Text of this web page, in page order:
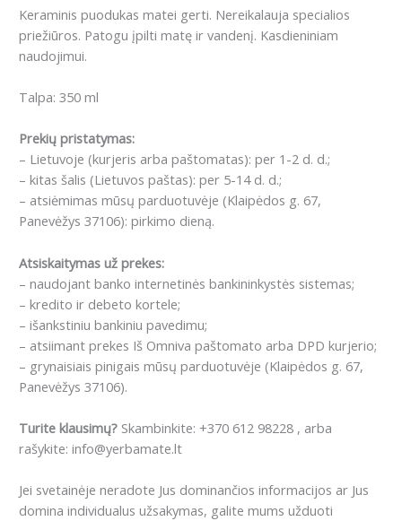
Keraminis puodukas matei gerti. Nereikalauja specialios
priežiūros. Patogu įpilti matę ir vandenį. Kasdieniniam
naudojimui.
Talpa: 350 ml
Prekių pristatymas:
– Lietuvoje (kurjeris arba paštomatas): per 1-2 d. d.;
– kitas šalis (Lietuvos paštas): per 5-14 d. d.;
– atsiėmimas mūsų parduotuvėje (Klaipėdos g. 67,
Panevėžys 37106): pirkimo dieną.
Atsiskaitymas už prekes:
– naudojant banko internetinės bankininkystės sistemas;
– kredito ir debeto kortele;
– išankstiniu bankiniu pavedimu;
– atsiimant prekes Iš Omniva paštomato arba DPD kurjerio;
– grynaisiais pinigais mūsų parduotuvėje (Klaipėdos g. 67,
Panevėžys 37106).
Turite klausimų? Skambinkite: +370 612 98228 , arba
rašykite: info@yerbamate.lt
Jei svetainėje neradote Jus dominančios informacijos ar Jus
domina individualus užsakymas, galite mums užduoti